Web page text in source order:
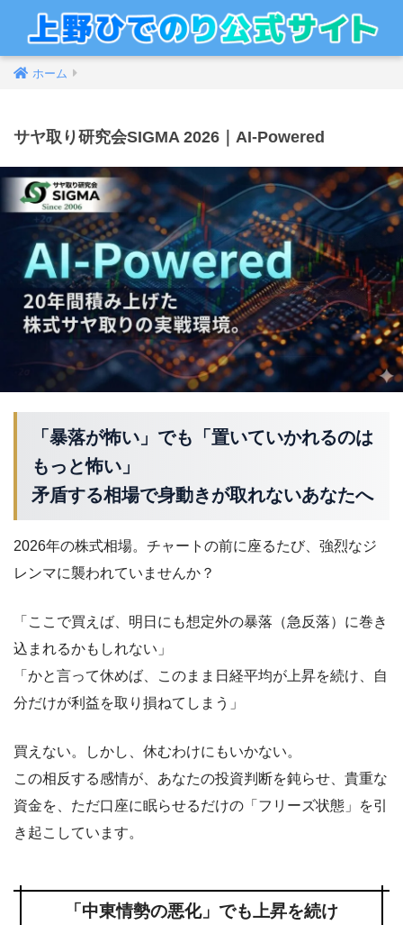
ホーム
サヤ取り研究会SIGMA 2026｜AI-Powered
「暴落が怖い」でも「置いていかれるのは
もっと怖い」
矛盾する相場で身動きが取れないあなたへ
2026年の株式相場。チャートの前に座るたび、強烈なジ
レンマに襲われていませんか？
「ここで買えば、明日にも想定外の暴落（急反落）に巻き
込まれるかもしれない」
「かと言って休めば、このまま日経平均が上昇を続け、自
分だけが利益を取り損ねてしまう」
買えない。しかし、休むわけにもいかない。
この相反する感情が、あなたの投資判断を鈍らせ、貴重な
資金を、ただ口座に眠らせるだけの「フリーズ状態」を引
き起こしています。
「中東情勢の悪化」でも上昇を続け